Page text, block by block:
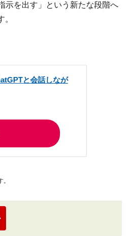
示を出す」という新たな段階へ
と会話しなが